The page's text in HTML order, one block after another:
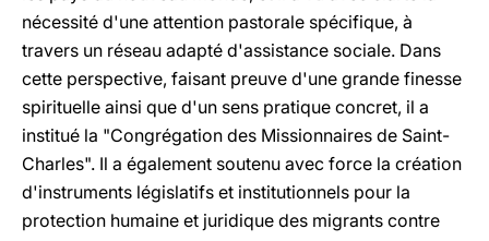
nécessité d'une attention pastorale spécifique, à
travers un réseau adapté d'assistance sociale. Dans
cette perspective, faisant preuve d'une grande finesse
spirituelle ainsi que d'un sens pratique concret, il a
institué la "Congrégation des Missionnaires de Saint-
Charles". Il a également soutenu avec force la création
d'instruments législatifs et institutionnels pour la
protection humaine et juridique des migrants contre